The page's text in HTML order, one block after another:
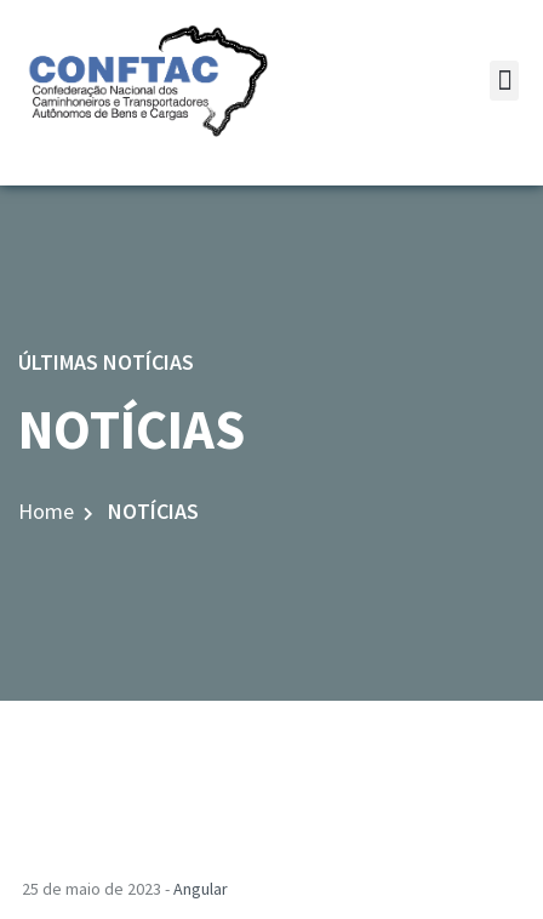
ÚLTIMAS NOTÍCIAS
NOTÍCIAS
Home NOTÍCIAS
25 de maio de 2023 -Angular